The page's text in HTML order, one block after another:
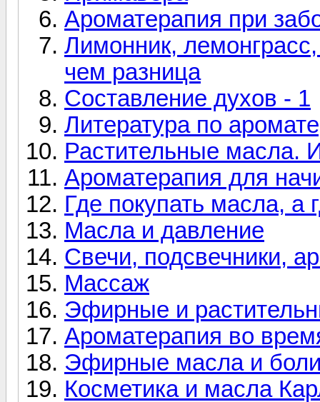
Ароматерапия при
Лимонник,
чем разница
Составление духов - 1
Литература по
Растительные масла.
Ароматерапия для
Где покупать масла, а
Масла и давление
Свечи, подсвечники,
Массаж
Эфирные и
Ароматерапия во
Эфирные масла и
Косметика и масла